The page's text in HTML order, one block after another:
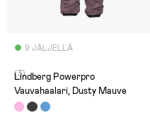
9 JÄLJELLÄ
(3)
Lindberg Powerpro
Vauvahaalari, Dusty Mauve